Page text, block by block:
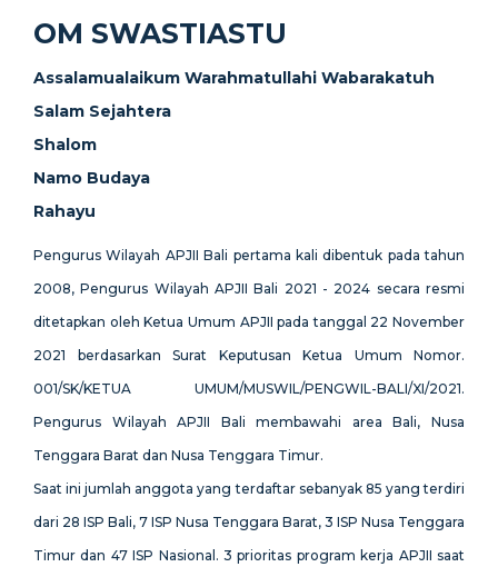
OM SWASTIASTU
Assalamualaikum Warahmatullahi Wabarakatuh
Salam Sejahtera
Shalom
Namo Budaya
Rahayu
Pengurus Wilayah APJII Bali pertama kali dibentuk pada tahun
2008, Pengurus Wilayah APJII Bali 2021 - 2024 secara resmi
ditetapkan oleh Ketua Umum APJII pada tanggal 22 November
2021 berdasarkan Surat Keputusan Ketua Umum Nomor.
001/SK/KETUA UMUM/MUSWIL/PENGWIL-BALI/XI/2021.
Pengurus Wilayah APJII Bali membawahi area Bali, Nusa
Tenggara Barat dan Nusa Tenggara Timur.
Saat ini jumlah anggota yang terdaftar sebanyak 85 yang terdiri
dari 28 ISP Bali, 7 ISP Nusa Tenggara Barat, 3 ISP Nusa Tenggara
Timur dan 47 ISP Nasional. 3 prioritas program kerja APJII saat